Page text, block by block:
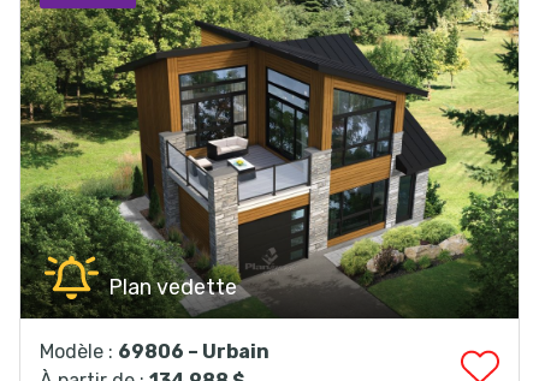
Plan vedette
Modèle : 69806 – Urbain